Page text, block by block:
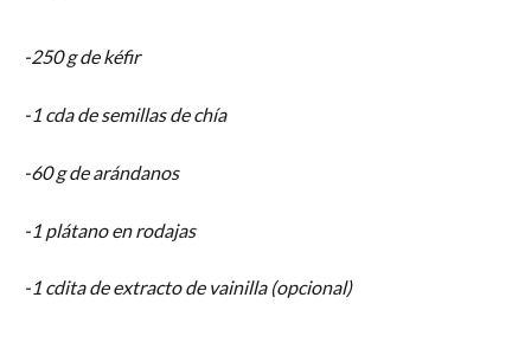
-250 g de kéfir
-1 cda de semillas de chía
-60 g de arándanos
-1 plátano en rodajas
-1 cdita de extracto de vainilla (opcional)